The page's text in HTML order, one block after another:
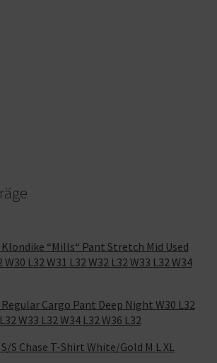
“Mills“ Pant Stretch Mid Used
W30 L32 W31 L32 W32 L32 W33 L32 W34
Cargo Pant Deep Night W30 L32
W33 L32 W34 L32 W36 L32
S Chase T-Shirt White/Gold M L XL